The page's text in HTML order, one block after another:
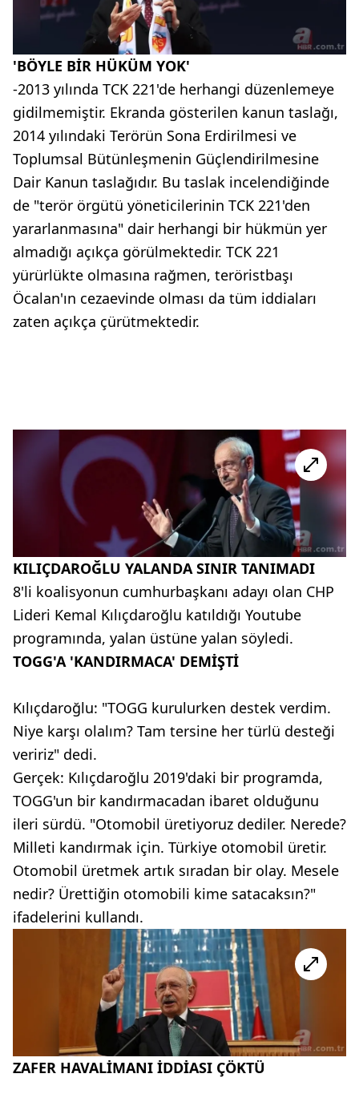
'BÖYLE BİR HÜKÜM YOK'
-2013 yılında TCK 221'de herhangi düzenlemeye
gidilmemiştir. Ekranda gösterilen kanun taslağı,
2014 yılındaki Terörün Sona Erdirilmesi ve
Toplumsal Bütünleşmenin Güçlendirilmesine
Dair Kanun taslağıdır. Bu taslak incelendiğinde
de "terör örgütü yöneticilerinin TCK 221'den
yararlanmasına" dair herhangi bir hükmün yer
almadığı açıkça görülmektedir. TCK 221
yürürlükte olmasına rağmen, teröristbaşı
Öcalan'ın cezaevinde olması da tüm iddiaları
zaten açıkça çürütmektedir.
KILIÇDAROĞLU YALANDA SINIR TANIMADI
8'li koalisyonun cumhurbaşkanı adayı olan CHP
Lideri Kemal Kılıçdaroğlu katıldığı Youtube
programında, yalan üstüne yalan söyledi.
TOGG'A 'KANDIRMACA' DEMİŞTİ
Kılıçdaroğlu: "TOGG kurulurken destek verdim.
Niye karşı olalım? Tam tersine her türlü desteği
veririz" dedi.
Gerçek: Kılıçdaroğlu 2019'daki bir programda,
TOGG'un bir kandırmacadan ibaret olduğunu
ileri sürdü. "Otomobil üretiyoruz dediler. Nerede?
Milleti kandırmak için. Türkiye otomobil üretir.
Otomobil üretmek artık sıradan bir olay. Mesele
nedir? Ürettiğin otomobili kime satacaksın?"
ifadelerini kullandı.
ZAFER HAVALİMANI İDDİASI ÇÖKTÜ